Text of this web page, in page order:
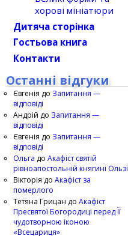
хорові мініатюри
Дитяча сторінка
Гостьова книга
Контакти
Останні відгуки
Євгенія до Запитання —
відповіді
Андрій до Запитання —
відповіді
Євгенія до Запитання —
відповіді
Ольга до Акафіст святій
рівноапостольній княгині Ользі
Вікторія до Акафіст за
померлого
Тетяна Грицан до Акафіст
Пресвятої Богородиці перед Її
чудотворною іконою
«Всецариця»